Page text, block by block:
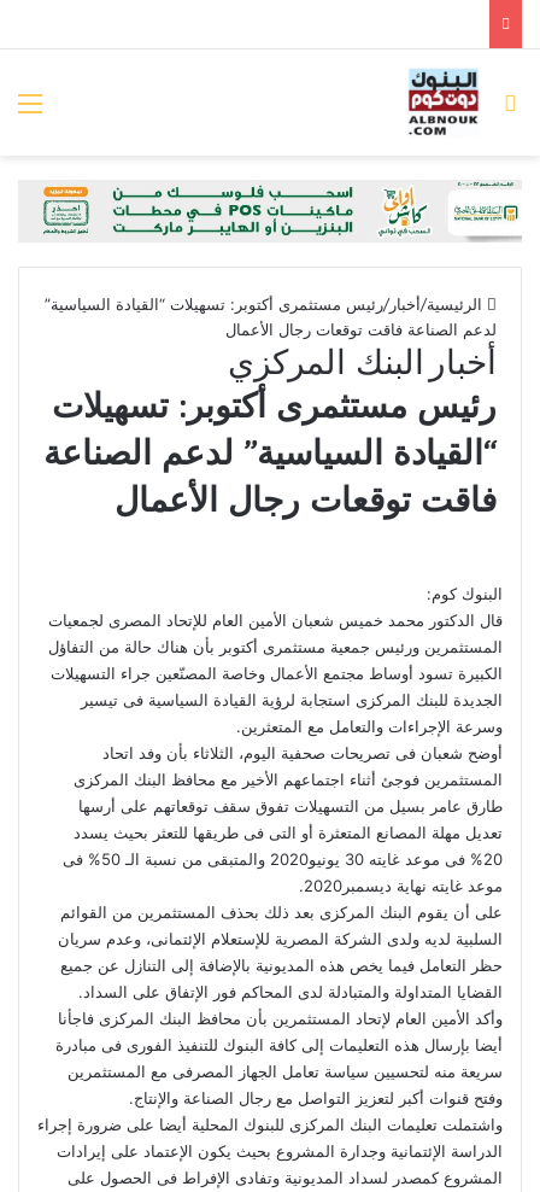
بحث عن
الرئيسية/أخبار/رئيس مستثمرى أكتوبر: تسهيلات “القيادة السياسية”
لدعم الصناعة فاقت توقعات رجال الأعمال
أخبار البنك المركزي
رئيس مستثمرى أكتوبر: تسهيلات
“القيادة السياسية” لدعم الصناعة
فاقت توقعات رجال الأعمال
البنوك كوم:
قال الدكتور محمد خميس شعبان الأمين العام للإتحاد المصرى لجمعيات
المستثمرين ورئيس جمعية مستثمرى أكتوبر بأن هناك حالة من التفاؤل
الكبيرة تسود أوساط مجتمع الأعمال وخاصة المصنّعين جراء التسهيلات
الجديدة للبنك المركزى استجابة لرؤية القيادة السياسية فى تيسير
وسرعة الإجراءات والتعامل مع المتعثرين.
أوضح شعبان فى تصريحات صحفية اليوم، الثلاثاء بأن وفد اتحاد
المستثمرين فوجئ أثناء اجتماعهم الأخير مع محافظ البنك المركزى
طارق عامر بسيل من التسهيلات تفوق سقف توقعاتهم على أرسها
تعديل مهلة المصانع المتعثرة أو التى فى طريقها للتعثر بحيث يسدد
20% فى موعد غايته 30 يونيو2020 والمتبقى من نسبة الـ 50% فى
موعد غايته نهاية ديسمبر2020.
على أن يقوم البنك المركزى بعد ذلك بحذف المستثمرين من القوائم
السلبية لديه ولدى الشركة المصرية للإستعلام الإئتمانى، وعدم سريان
حظر التعامل فيما يخص هذه المديونية بالإضافة إلى التنازل عن جميع
القضايا المتداولة والمتبادلة لدى المحاكم فور الإتفاق على السداد.
وأكد الأمين العام لإتحاد المستثمرين بأن محافظ البنك المركزى فاجأنا
أيضا بإرسال هذه التعليمات إلى كافة البنوك للتنفيذ الفورى فى مبادرة
سريعة منه لتحسيين سياسة تعامل الجهاز المصرفى مع المستثمرين
وفتح قنوات أكبر لتعزيز التواصل مع رجال الصناعة والإنتاج.
واشتملت تعليمات البنك المركزى للبنوك المحلية أيضا على ضرورة إجراء
الدراسة الإئتمانية وجدارة المشروع بحيث يكون الإعتماد على إيرادات
المشروع كمصدر لسداد المديونية وتفادى الإفراط فى الحصول على